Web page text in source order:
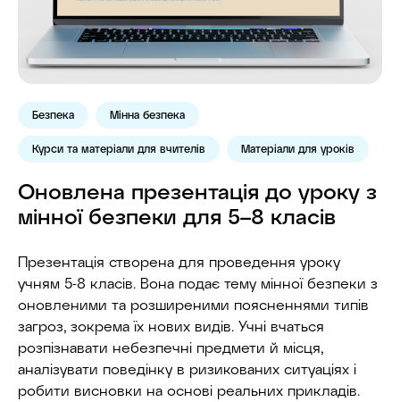
Безпека Мінна безпека
Курси та матеріали для вчителів Матеріали для уроків
Оновлена презентація до уроку з
мінної безпеки для 5–8 класів
Презентація створена для проведення уроку
учням 5-8 класів. Вона подає тему мінної безпеки з
оновленими та розширеними поясненнями типів
загроз, зокрема їх нових видів. Учні вчаться
розпізнавати небезпечні предмети й місця,
аналізувати поведінку в ризикованих ситуаціях і
робити висновки на основі реальних прикладів.